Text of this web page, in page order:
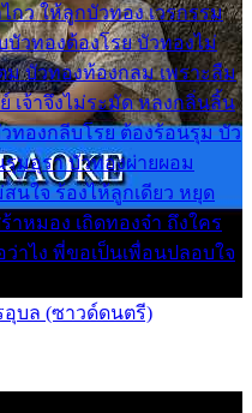
กว ให้ลูกบัวทอง เวรกรรม
วทองต้องโรย บัวทองไม่
บัวทองท้องกลม เพราะลืม
เจ้าจึงไม่ระมัด หลงกลิ่นลิ้น
ทองกลีบโรย ต้องร้อนรุม บัว
มอุรา บัวทองผ่ายผอม
นใจ ร้องไห้ลูกเดียว หยุด
าหมอง เถิดทองจ๋า ถึงใคร
ว่าไง พี่ขอเป็นเพื่อนปลอบใจ
อุบล (ซาวด์ดนตรี)